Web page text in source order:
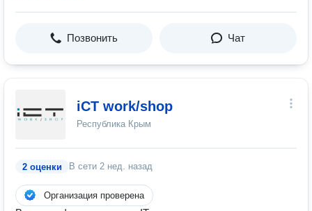
Позвонить Чат
iCT work/shop
Республика Крым
2 оценки В сети 2 нед. назад
Организация проверена